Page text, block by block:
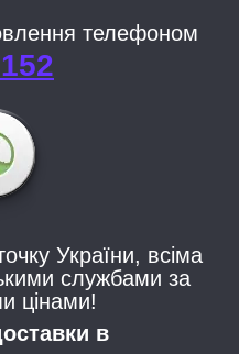
телефоном
України, всіма
службами за
цінами!
в